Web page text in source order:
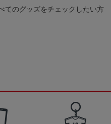
てのグッズをチェックしたい方